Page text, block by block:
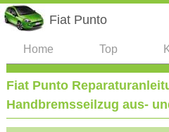
Fiat Punto
Home Top
Fiat Punto
Handbremsseilzug aus-